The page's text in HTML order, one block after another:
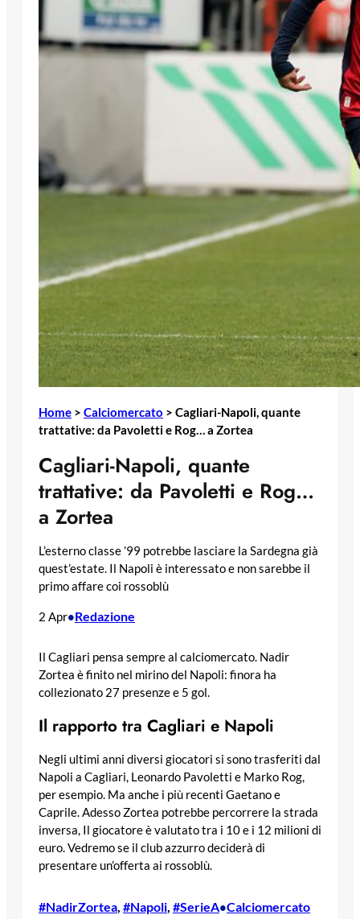
Home > Calciomercato > Cagliari-Napoli, quante
trattative: da Pavoletti e Rog… a Zortea
Cagliari-Napoli, quante
trattative: da Pavoletti e Rog…
a Zortea
L’esterno classe ’99 potrebbe lasciare la Sardegna già
quest’estate. Il Napoli è interessato e non sarebbe il
primo affare coi rossoblù
2 Apr•Redazione
Il Cagliari pensa sempre al calciomercato. Nadir
Zortea è finito nel mirino del Napoli: finora ha
collezionato 27 presenze e 5 gol.
Il rapporto tra Cagliari e Napoli
Negli ultimi anni diversi giocatori si sono trasferiti dal
Napoli a Cagliari, Leonardo Pavoletti e Marko Rog,
per esempio. Ma anche i più recenti Gaetano e
Caprile. Adesso Zortea potrebbe percorrere la strada
inversa, Il giocatore è valutato tra i 10 e i 12 milioni di
euro. Vedremo se il club azzurro deciderà di
presentare un’offerta ai rossoblù.
#NadirZortea, #Napoli, #SerieA•Calciomercato